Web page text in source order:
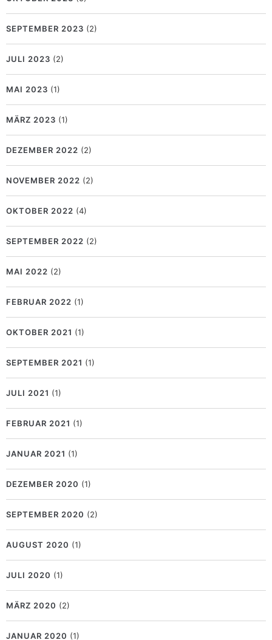
SEPTEMBER 2023 (2)
JULI 2023 (2)
MAI 2023 (1)
MÄRZ 2023 (1)
DEZEMBER 2022 (2)
NOVEMBER 2022 (2)
OKTOBER 2022 (4)
SEPTEMBER 2022 (2)
MAI 2022 (2)
FEBRUAR 2022 (1)
OKTOBER 2021 (1)
SEPTEMBER 2021 (1)
JULI 2021 (1)
FEBRUAR 2021 (1)
JANUAR 2021 (1)
DEZEMBER 2020 (1)
SEPTEMBER 2020 (2)
AUGUST 2020 (1)
JULI 2020 (1)
MÄRZ 2020 (2)
JANUAR 2020 (1)